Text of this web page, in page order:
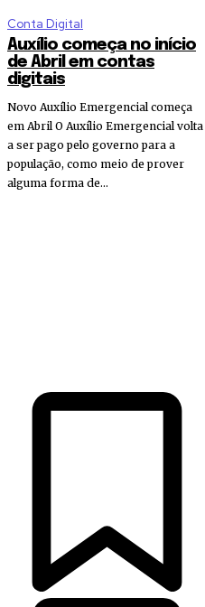
Conta Digital
Auxílio começa no início
de Abril em contas
digitais
Novo Auxílio Emergencial começa
em Abril O Auxílio Emergencial volta
a ser pago pelo governo para a
população, como meio de prover
alguma forma de...